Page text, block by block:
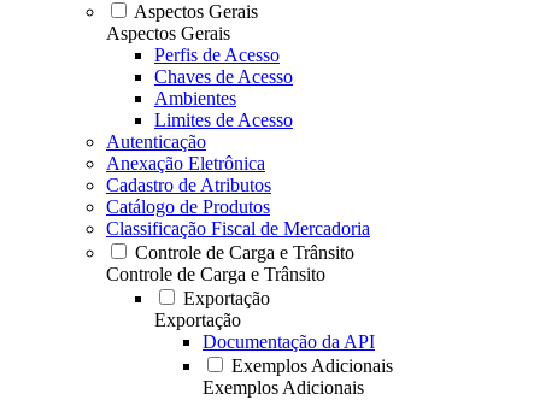
Aspectos Gerais
Aspectos Gerais
Perfis de Acesso
Chaves de Acesso
Ambientes
Limites de Acesso
Autenticação
Anexação Eletrônica
Cadastro de Atributos
Catálogo de Produtos
Classificação Fiscal de Mercadoria
Controle de Carga e Trânsito
Controle de Carga e Trânsito
Exportação
Exportação
Documentação da API
Exemplos Adicionais
Exemplos Adicionais